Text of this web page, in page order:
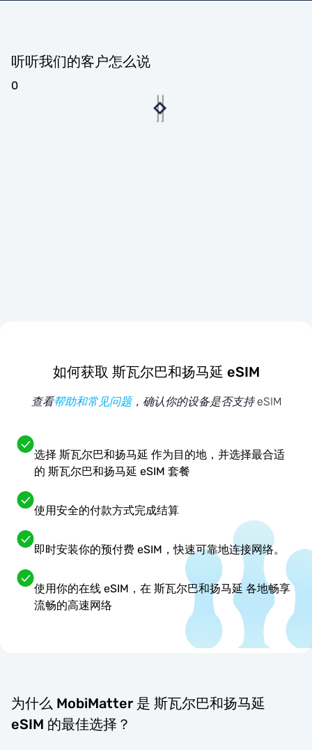
听听我们的客户怎么说
0
如何获取 斯瓦尔巴和扬马延 eSIM
查看帮助和常见问题，确认你的设备是否支持 eSIM
选择 斯瓦尔巴和扬马延 作为目的地，并选择最合适
的 斯瓦尔巴和扬马延 eSIM 套餐
使用安全的付款方式完成结算
即时安装你的预付费 eSIM，快速可靠地连接网络。
使用你的在线 eSIM，在 斯瓦尔巴和扬马延 各地畅享
流畅的高速网络
为什么 MobiMatter 是 斯瓦尔巴和扬马延
eSIM 的最佳选择？